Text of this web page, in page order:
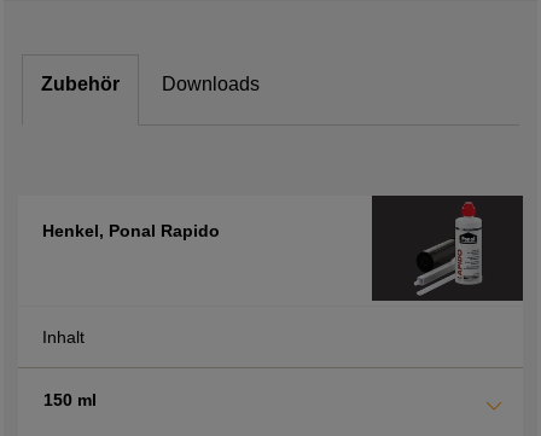
Zubehör Downloads
Henkel, Ponal Rapido
Inhalt
150 ml